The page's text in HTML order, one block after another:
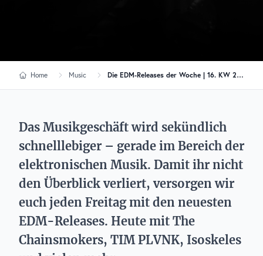
Home Music Die EDM-Releases der Woche | 16. KW 2023
Das Musikgeschäft wird sekündlich
schnelllebiger – gerade im Bereich der
elektronischen Musik. Damit ihr nicht
den Überblick verliert, versorgen wir
euch jeden Freitag mit den neuesten
EDM-Releases. Heute mit The
Chainsmokers, TIM PLVNK, Isoskeles